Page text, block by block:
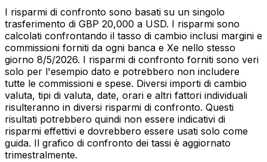
I risparmi di confronto sono basati su un singolo
trasferimento di GBP 20,000 a USD. I risparmi sono
calcolati confrontando il tasso di cambio inclusi margini e
commissioni forniti da ogni banca e Xe nello stesso
giorno 8/5/2026. I risparmi di confronto forniti sono veri
solo per l'esempio dato e potrebbero non includere
tutte le commissioni e spese. Diversi importi di cambio
valuta, tipi di valuta, date, orari e altri fattori individuali
risulteranno in diversi risparmi di confronto. Questi
risultati potrebbero quindi non essere indicativi di
risparmi effettivi e dovrebbero essere usati solo come
guida. Il grafico di confronto dei tassi è aggiornato
trimestralmente.